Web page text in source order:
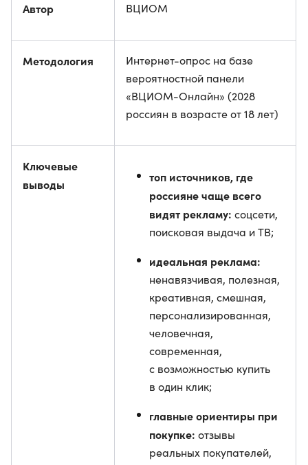
Автор ВЦИОМ
Методология
Интернет-опрос на базе
вероятностной панели
«ВЦИОМ-Онлайн» (2028
россиян в возрасте от 18 лет)
Ключевые
выводы
топ источников, где
россияне чаще всего
видят рекламу: соцсети,
поисковая выдача и ТВ;
идеальная реклама:
ненавязчивая, полезная,
креативная, смешная,
персонализированная,
человечная,
современная,
с возможностью купить
в один клик;
главные ориентиры при
покупке: отзывы
реальных покупателей,